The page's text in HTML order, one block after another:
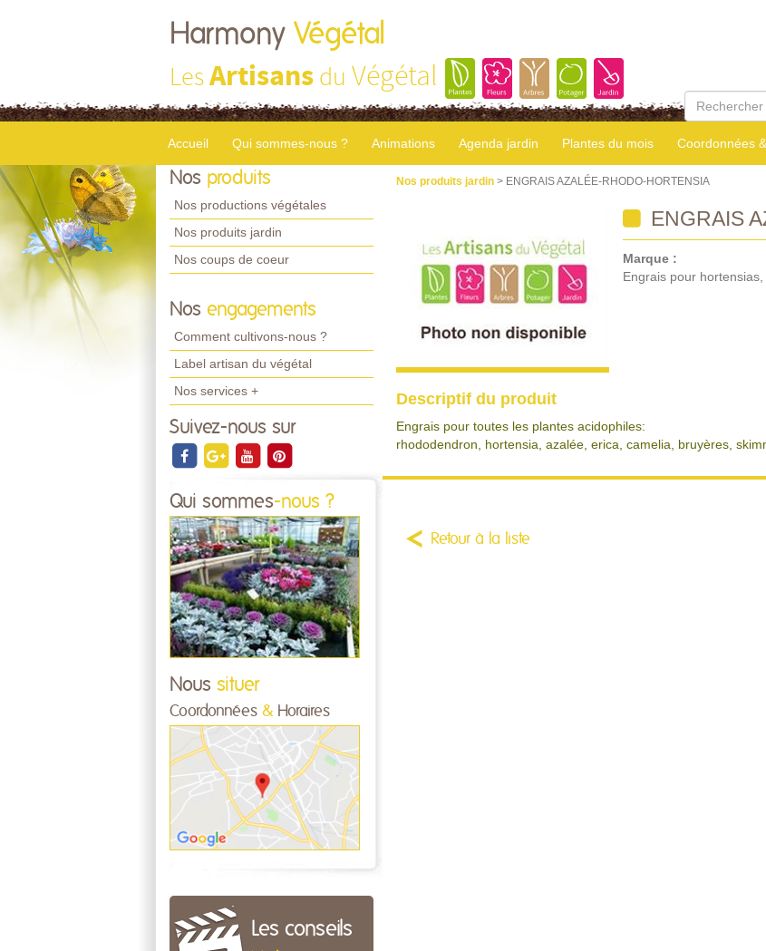
Harmony Végétal
LesArtisans du Végétal
Accueil Qui sommes-nous ? Animations Agenda jardin Plantes du mois Coordonnées
Nos produits
Nos productions végétales
Nos produits jardin
Nos coups de coeur
Nos engagements
Comment cultivons-nous ?
Label artisan du végétal
Nos services +
Suivez-nous sur
Qui sommes-nous ?
Nous situer
Coordonnées & Horaires
Les conseils
Nos produits jardin > ENGRAIS AZALÉE-RHODO-HORTENSIA
ENGRAIS
Marque :
Engrais pour
Descriptif du produit
Engrais pour toutes les plantes acidophiles:
rhododendron, hortensia, azalée, erica, camelia, bruyères,
Retour à la liste